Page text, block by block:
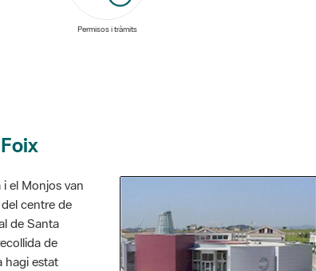
Permisos i tràmits
el Monjos van
centre de
de Santa
de
hagi estat